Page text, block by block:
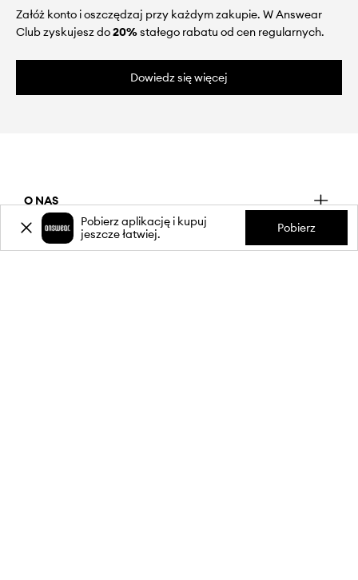
Załóż konto i oszczędzaj przy każdym zakupie. W Answear
Club zyskujesz do20%stałego rabatu od cen regularnych.
Dowiedz się więcej
O NAS
Pobierz aplikację i kupuj
jeszcze łatwiej.
Pobierz